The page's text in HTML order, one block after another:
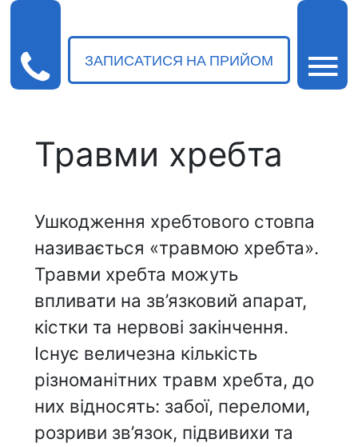
ЗАПИСАТИСЯ НА ПРИЙОМ
Травми хребта
Ушкодження хребтового стовпа
називається «травмою хребта».
Травми хребта можуть
впливати на зв’язковий апарат,
кістки та нервові закінчення.
Існує величезна кількість
різноманітних травм хребта, до
них відносять: забої, переломи,
розриви зв’язок, підвивихи та